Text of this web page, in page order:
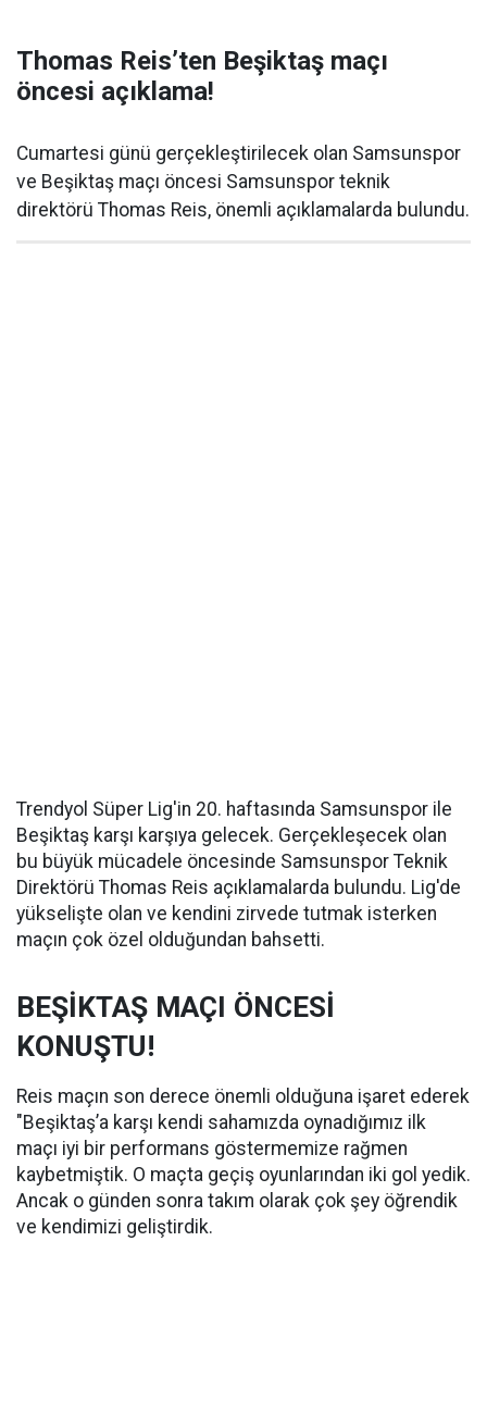
Thomas Reis’ten Beşiktaş maçı
öncesi açıklama!
Cumartesi günü gerçekleştirilecek olan Samsunspor
ve Beşiktaş maçı öncesi Samsunspor teknik
direktörü Thomas Reis, önemli açıklamalarda bulundu.
Trendyol Süper Lig'in 20. haftasında Samsunspor ile
Beşiktaş karşı karşıya gelecek. Gerçekleşecek olan
bu büyük mücadele öncesinde Samsunspor Teknik
Direktörü Thomas Reis açıklamalarda bulundu. Lig'de
yükselişte olan ve kendini zirvede tutmak isterken
maçın çok özel olduğundan bahsetti.
BEŞİKTAŞ MAÇI ÖNCESİ
KONUŞTU!
Reis maçın son derece önemli olduğuna işaret ederek
"Beşiktaş’a karşı kendi sahamızda oynadığımız ilk
maçı iyi bir performans göstermemize rağmen
kaybetmiştik. O maçta geçiş oyunlarından iki gol yedik.
Ancak o günden sonra takım olarak çok şey öğrendik
ve kendimizi geliştirdik.